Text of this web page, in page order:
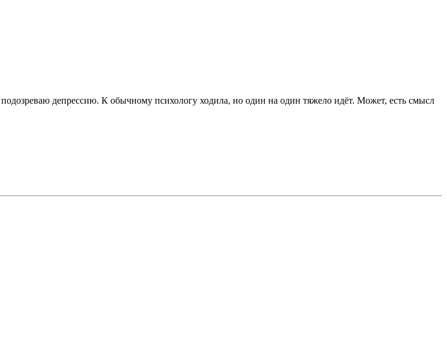
депрессию. К обычному психологу ходила, но один на один тяжело идёт. Может, есть смысл